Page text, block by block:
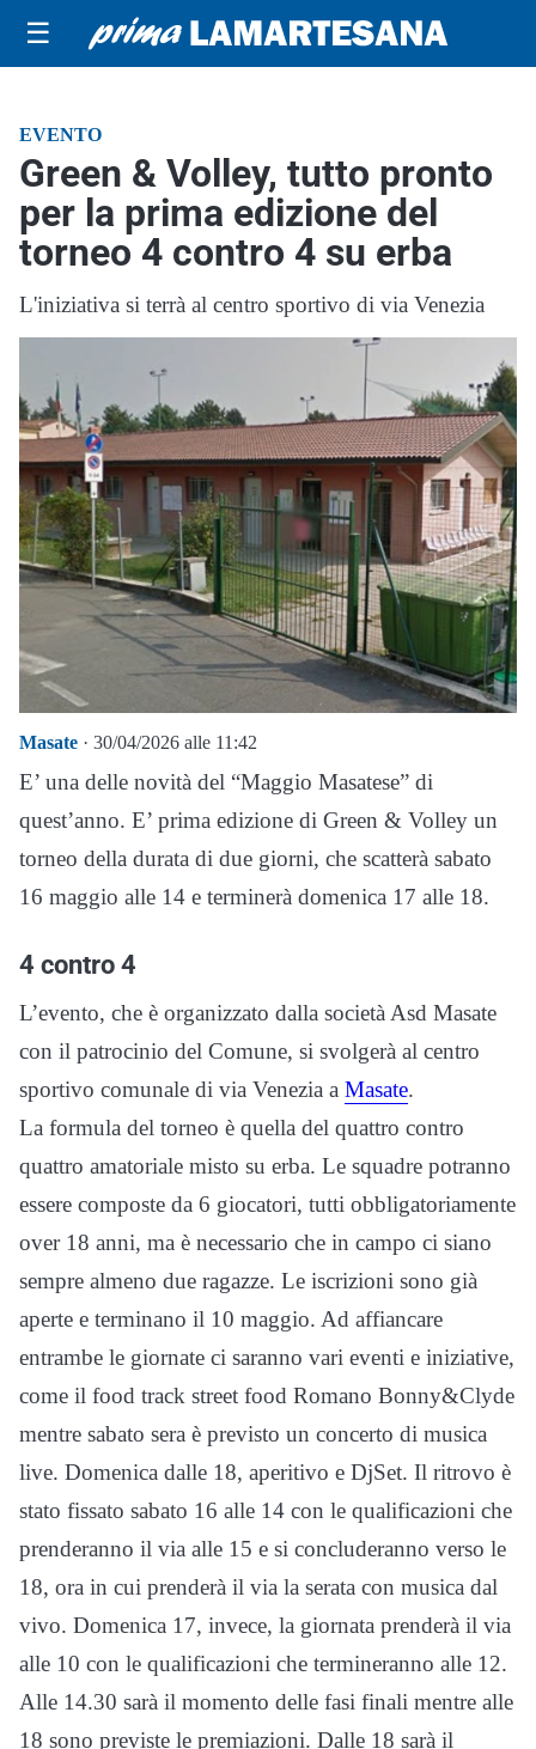
☰
EVENTO
Green & Volley, tutto pronto
per la prima edizione del
torneo 4 contro 4 su erba
L'iniziativa si terrà al centro sportivo di via Venezia
Masate · 30/04/2026 alle 11:42
E’ una delle novità del “Maggio Masatese” di
quest’anno. E’ prima edizione di Green & Volley un
torneo della durata di due giorni, che scatterà sabato
16 maggio alle 14 e terminerà domenica 17 alle 18.
4 contro 4
L’evento, che è organizzato dalla società Asd Masate
con il patrocinio del Comune, si svolgerà al centro
sportivo comunale di via Venezia a Masate.
La formula del torneo è quella del quattro contro
quattro amatoriale misto su erba. Le squadre potranno
essere composte da 6 giocatori, tutti obbligatoriamente
over 18 anni, ma è necessario che in campo ci siano
sempre almeno due ragazze. Le iscrizioni sono già
aperte e terminano il 10 maggio. Ad affiancare
entrambe le giornate ci saranno vari eventi e iniziative,
come il food track street food Romano Bonny&Clyde
mentre sabato sera è previsto un concerto di musica
live. Domenica dalle 18, aperitivo e DjSet. Il ritrovo è
stato fissato sabato 16 alle 14 con le qualificazioni che
prenderanno il via alle 15 e si concluderanno verso le
18, ora in cui prenderà il via la serata con musica dal
vivo. Domenica 17, invece, la giornata prenderà il via
alle 10 con le qualificazioni che termineranno alle 12.
Alle 14.30 sarà il momento delle fasi finali mentre alle
18 sono previste le premiazioni. Dalle 18 sarà il